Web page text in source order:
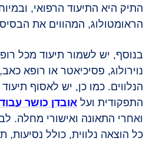
התיק היא התיעוד הרפואי,
הראומטולוג, המהווים את
בנוסף, יש לשמור תיעוד מכל
נוירולוג, פסיכיאטר או רופא
הנלווים. כמו כן, יש לאסוף
התפקודית ועל אובדן כושר
ואחרי התאונה ואישורי מחלה.
כל הוצאה נלווית, כולל נסיעות,